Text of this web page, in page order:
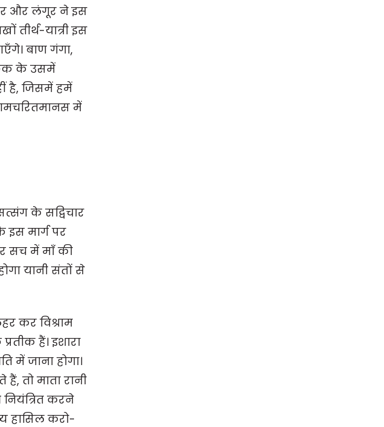
और लंगूर ने इस
यात्री इस
बाण गंगा,
छक के उसमें
है, जिसमें हमें
में
के सद्विचार
मार्ग पर
सच में माँ की
यानी संतों से
कर विश्राम
हैं। इशारा
में जाना होगा।
तो माता रानी
नियंत्रित करने
हासिल करो-